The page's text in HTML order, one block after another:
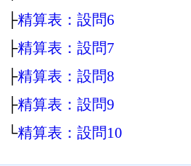
├精算表：設問6
├精算表：設問7
├精算表：設問8
├精算表：設問9
└精算表：設問10